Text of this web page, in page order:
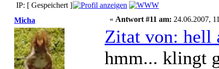
IP: [ Gespeichert ]
Micha
« Antwort #11 am: 24.06.2007,
Zitat von: hell
hmm... klingt